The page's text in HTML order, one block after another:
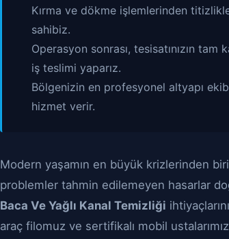
Kırma ve dökme işlemlerinden
sahibiz.
Operasyon sonrası, tesisatınızın tam
iş teslimi yaparız.
Bölgenizin en profesyonel altyapı
hizmet verir.
Modern yaşamın en büyük krizlerinden
problemler tahmin edilemeyen hasarlar
Baca Ve Yağlı Kanal Temizliği
araç filomuz ve sertifikalı mobil